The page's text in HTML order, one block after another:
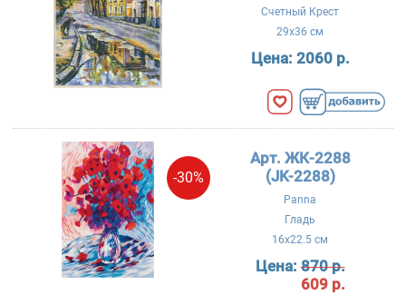
Счетный Крест
29x36 см
Цена: 2060 р.
-30%
Арт. ЖК-2288
(JK-2288)
Panna
Гладь
16x22.5 см
Цена:870 р.
609 р.